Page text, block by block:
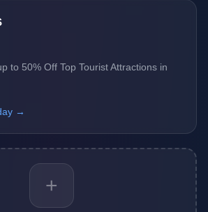
to 50% Off Top Tourist Attractions in
→
+